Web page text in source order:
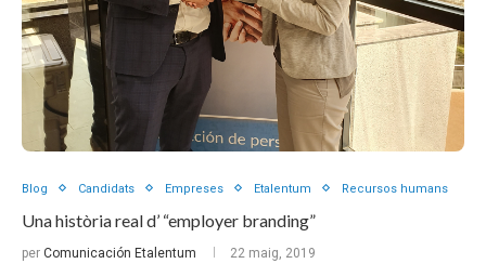
Blog Candidats Empreses Etalentum Recursos humans
Una història real d’ “employer branding”
per Comunicación Etalentum 22 maig, 2019